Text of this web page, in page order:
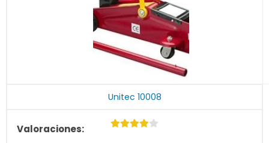
Unitec 10008